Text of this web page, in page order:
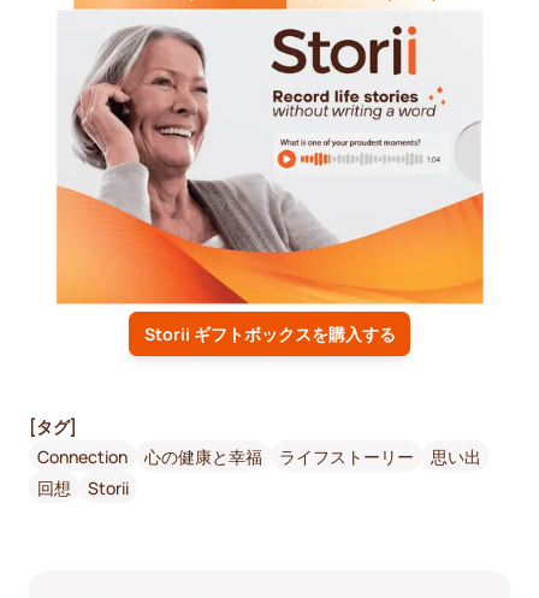
Storii ギフトボックスを購入する
[タグ]
Connection
心の健康と幸福 ライフストーリー
思い出
回想
Storii